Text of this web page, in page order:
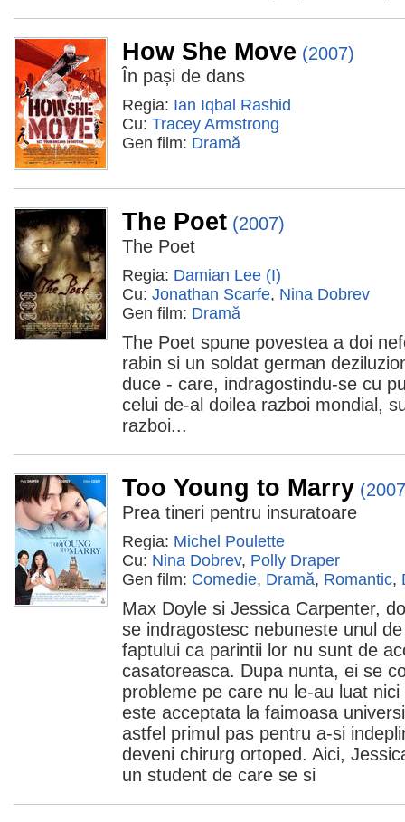
How She Move (2007)
În pași de dans
Regia: Ian Iqbal Rashid
Cu: Tracey Armstrong
Gen film: Dramă
The Poet (2007)
The Poet
Regia: Damian Lee (I)
Cu: Jonathan Scarfe, Nina Dobrev
Gen film: Dramă
The Poet spune povestea a doi
rabin si un soldat german
duce - care, indragostindu-se cu
celui de-al doilea razboi mondial,
razboi...
Too Young to Marry
Prea tineri pentru insuratoare
Regia: Michel Poulette
Cu: Nina Dobrev, Polly Draper
Gen film: Comedie, Dramă, Romantic,
Max Doyle si Jessica Carpenter,
se indragostesc nebuneste unul
faptului ca parintii lor nu sunt de
casatoreasca. Dupa nunta, ei se
probleme pe care nu le-au luat
este acceptata la faimoasa
astfel primul pas pentru a-si
deveni chirurg ortoped. Aici,
un student de care se si